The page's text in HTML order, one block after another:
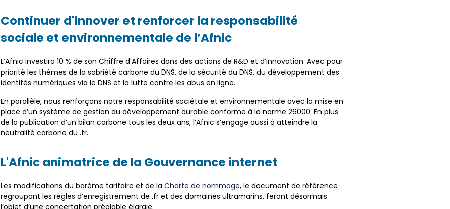
Continuer d'innover et renforcer la responsabilité
sociale et environnementale de l’Afnic
L’Afnic investira 10 % de son Chiffre d’Affaires dans des actions de R&D et d’innovation. Avec pour
priorité les thèmes de la sobriété carbone du DNS, de la sécurité du DNS, du développement des
identités numériques via le DNS et la lutte contre les abus en ligne.
En parallèle, nous renforçons notre responsabilité sociétale et environnementale avec la mise en
place d’un système de gestion du développement durable conforme à la norme 26000. En plus
de la publication d’un bilan carbone tous les deux ans, l’Afnic s’engage aussi à atteindre la
neutralité carbone du .fr.
L'Afnic animatrice de la Gouvernance internet
Les modifications du barème tarifaire et de la Charte de nommage, le document de référence
regroupant les règles d’enregistrement de .fr et des domaines ultramarins, feront désormais
l’objet d’une concertation préalable élargie.